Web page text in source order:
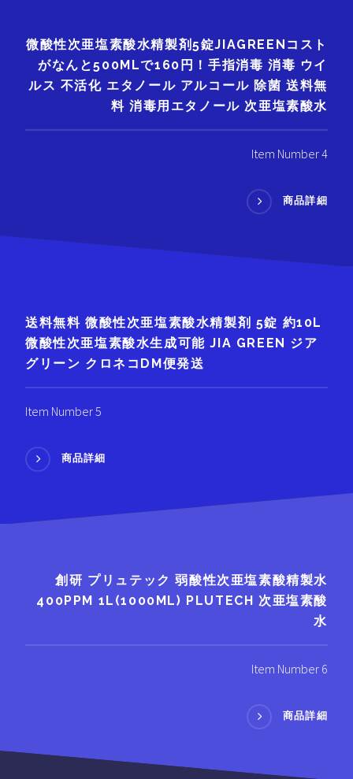
微酸性次亜塩素酸水精製剤5錠JIAGREENコスト
がなんと500MLで160円！手指消毒 消毒 ウイ
ルス 不活化 エタノール アルコール 除菌 送料無
料 消毒用エタノール 次亜塩素酸水
Item Number 4
商品詳細
送料無料 微酸性次亜塩素酸水精製剤 5錠 約10L
微酸性次亜塩素酸水生成可能 JIA GREEN ジア
グリーン クロネコDM便発送
Item Number 5
商品詳細
創研 プリュテック 弱酸性次亜塩素酸精製水
400PPM 1L(1000ML) PLUTECH 次亜塩素酸
水
Item Number 6
商品詳細